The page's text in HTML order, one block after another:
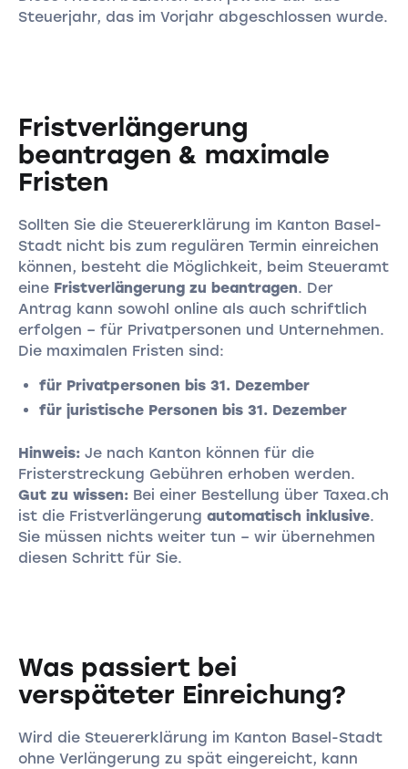
Steuerjahr, das im Vorjahr abgeschlossen wurde.
Fristverlängerung
beantragen & maximale
Fristen
Sollten Sie die Steuererklärung im Kanton Basel-
Stadt nicht bis zum regulären Termin einreichen
können, besteht die Möglichkeit, beim Steueramt
eine Fristverlängerung zu beantragen. Der
Antrag kann sowohl online als auch schriftlich
erfolgen – für Privatpersonen und Unternehmen.
Die maximalen Fristen sind:
für Privatpersonen bis 31. Dezember
für juristische Personen bis31. Dezember
Hinweis: Je nach Kanton können für die
Fristerstreckung Gebühren erhoben werden.
Gut zu wissen:Bei einer Bestellung über Taxea.ch
ist die Fristverlängerung automatisch inklusive.
Sie müssen nichts weiter tun – wir übernehmen
diesen Schritt für Sie.
Was passiert bei
verspäteter Einreichung?
Wird die Steuererklärung im Kanton Basel-Stadt
ohne Verlängerung zu spät eingereicht, kann